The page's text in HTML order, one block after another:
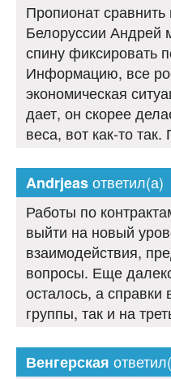
Пропионат
Белоруссии Андрей
спину фиксировать
Информацию, все
экономическая
дает, он скорее
веса, вот как-то так.
Andrjeasответил(а)
Работы по
выйти на новый
взаимодействия,
вопросы. Еще
осталось, а справки
группы, так и на
Венгерская